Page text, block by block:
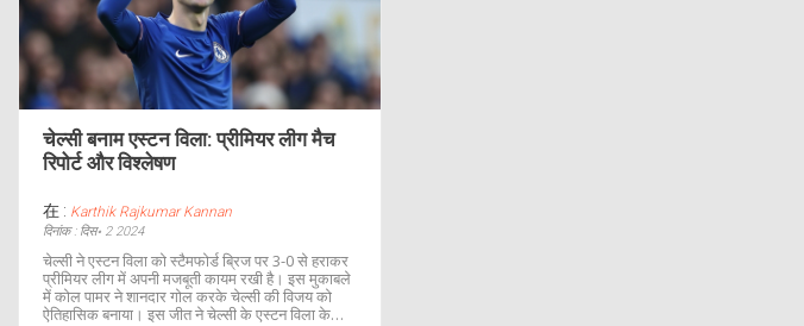
चेल्सी बनाम एस्टन विला: प्रीमियर लीग मैच
रिपोर्ट और विश्लेषण
在 : Karthik Rajkumar Kannan
दिनांक : दिस॰ 2 2024
चेल्सी ने एस्टन विला को स्टैमफोर्ड ब्रिज पर 3-0 से हराकर
प्रीमियर लीग में अपनी मजबूती कायम रखी है। इस मुकाबले
में कोल पामर ने शानदार गोल करके चेल्सी की विजय को
ऐतिहासिक बनाया। इस जीत ने चेल्सी के एस्टन विला के